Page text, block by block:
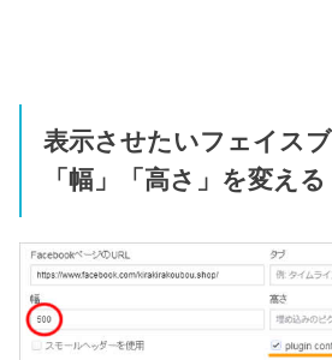
表示させたいフェイス
「幅」「高さ」を変える